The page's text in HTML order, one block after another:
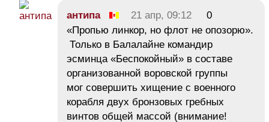
антипа 21 апр, 09:12
0
«Пропью линкор, но флот не опозорю».
Только в Балалайне командир
эсминца «Беспокойный» в составе
организованной воровской группы
мог совершить хищение с военного
корабля двух бронзовых гребных
винтов общей массой (внимание!